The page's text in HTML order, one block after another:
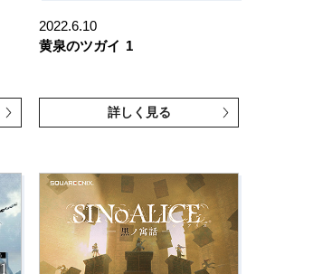
2022.6.10
黄泉のツガイ 1
詳しく見る